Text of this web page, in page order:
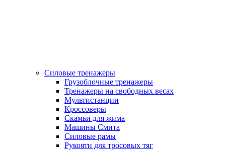
Силовые тренажеры
Грузоблочные тренажеры
Тренажеры на свободных весах
Мультистанции
Кроссоверы
Скамьи для жима
Машины Смита
Силовые рамы
Рукояти для тросовых тяг